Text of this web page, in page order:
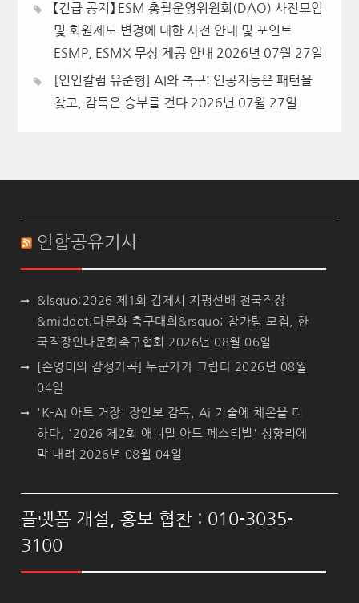
【긴급 공지】 ESM 총괄운영위원회(DAO) 사전모임
및 회원제도 변경에 대한 사전 안내 및 포인트
ESMP, ESMX 무상 제공 안내 2026년 07월 27일
[인인칼럼 유준형] AI와 축구: 인공지능은 패턴을
찾고, 감독은 승부를 건다 2026년 07월 27일
연합공유기사
&lsquo;2026 제1회 김제시 지평선배 전국직장
&middot;다문화 축구대회&rsquo; 참가팀 모집, 한
국직장인다문화축구협회 2026년 08월 06일
[손영미의 감성가곡] 누군가가 그립다 2026년 08월
04일
'K-AI 아트 거장' 장인보 감독, Ai 기술에 체온을 더
하다, '2026 제2회 애니멀 아트 페스티벌' 성황리에
막 내려 2026년 08월 04일
플랫폼 개설, 홍보 협찬 : 010-3035-
3100